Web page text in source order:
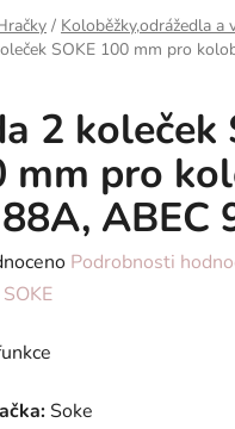
/ Koloběžky,odrážedla a
SOKE 100 mm pro
2 koleček
mm pro
ABEC
Podrobnosti
SOKE
Soke